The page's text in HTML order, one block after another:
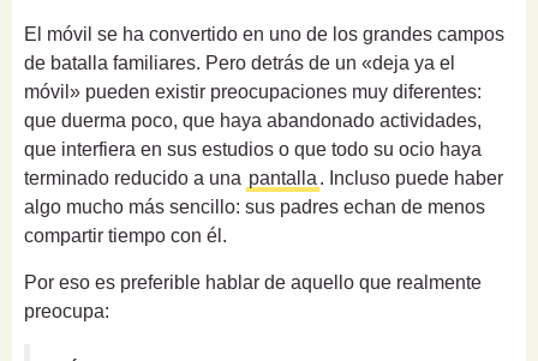
El móvil se ha convertido en uno de los grandes campos
de batalla familiares. Pero detrás de un «deja ya el
móvil» pueden existir preocupaciones muy diferentes:
que duerma poco, que haya abandonado actividades,
que interfiera en sus estudios o que todo su ocio haya
terminado reducido a una pantalla . Incluso puede haber
algo mucho más sencillo: sus padres echan de menos
compartir tiempo con él.
Por eso es preferible hablar de aquello que realmente
preocupa: